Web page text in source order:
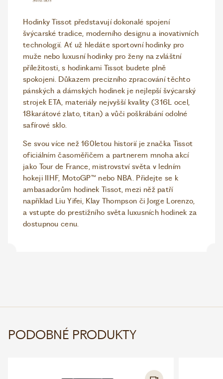
Hodinky Tissot představují dokonalé spojení
švýcarské tradice, moderního designu a inovativních
technologií. Ať už hledáte sportovní hodinky pro
muže nebo luxusní hodinky pro ženy na zvláštní
příležitosti, s hodinkami Tissot budete plně
spokojeni. Důkazem precizního zpracování těchto
pánských a dámských hodinek je nejlepší švýcarský
strojek ETA, materiály nejvyšší kvality (316L ocel,
18karátové zlato, titan) a vůči poškrábání odolné
safírové sklo.
Se svou více než 160letou historií je značka Tissot
oficiálním časoměřičem a partnerem mnoha akcí
jako Tour de France, mistrovství světa v ledním
hokeji IIHF, MotoGP™ nebo NBA. Přidejte se k
ambasadorům hodinek Tissot, mezi něž patří
například Liu Yifei, Klay Thompson či Jorge Lorenzo,
a vstupte do prestižního světa luxusních hodinek za
dostupnou cenu.
PODOBNÉ PRODUKTY